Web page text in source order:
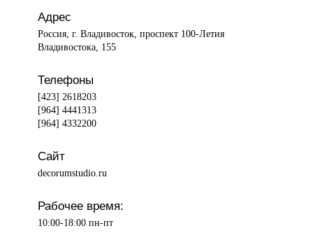
Адрес
Россия, г. Владивосток, проспект 100-Летия
Владивостока, 155
Телефоны
[423] 2618203
[964] 4441313
[964] 4332200
Сайт
decorumstudio.ru
Рабочее время:
10:00-18:00 пн-пт